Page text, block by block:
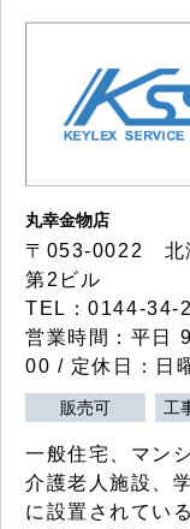
丸幸金物店
〒053-0022 北
第2ビル
TEL：0144-34-
営業時間：平日
00 / 定休日：日
販売可 工
一般住宅、マン
介護老人施設、
に設置されてい